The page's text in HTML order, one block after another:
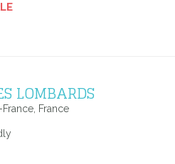
LOMBARDS
France, France